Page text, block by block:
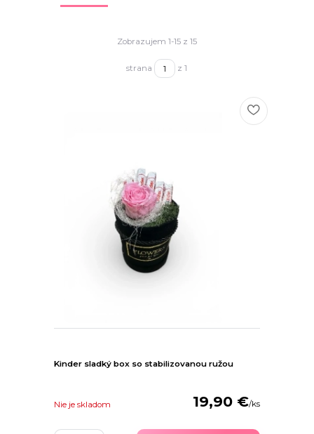
Zobrazujem 1-15 z 15
strana z 1
Kinder sladký box so stabilizovanou ružou
19,90 €/ks
Nie je skladom